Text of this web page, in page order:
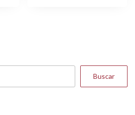
Buscar